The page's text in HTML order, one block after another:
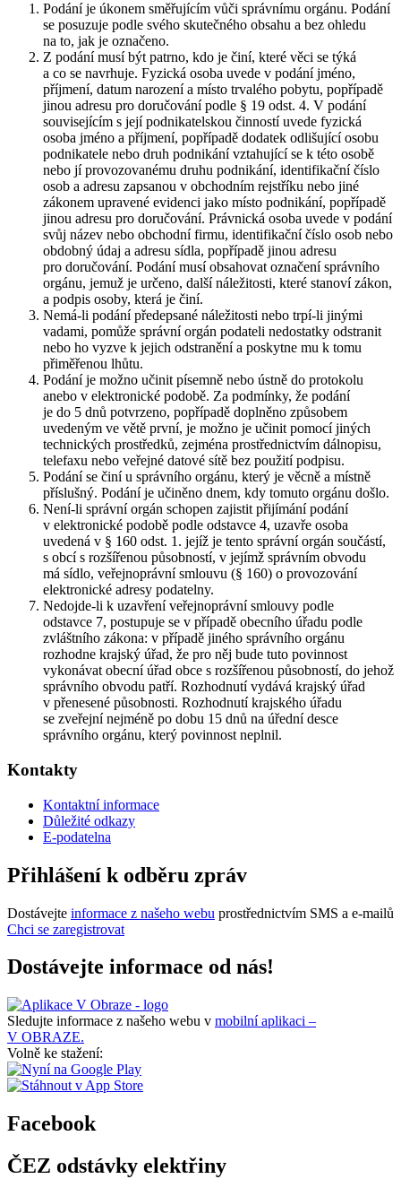
Podání je úkonem směřujícím vůči správnímu orgánu. Podání
se posuzuje podle svého skutečného obsahu a bez ohledu
na to, jak je označeno.
Z podání musí být patrno, kdo je činí, které věci se týká
a co se navrhuje. Fyzická osoba uvede v podání jméno,
příjmení, datum narození a místo trvalého pobytu, popřípadě
jinou adresu pro doručování podle § 19 odst. 4. V podání
souvisejícím s její podnikatelskou činností uvede fyzická
osoba jméno a příjmení, popřípadě dodatek odlišující osobu
podnikatele nebo druh podnikání vztahující se k této osobě
nebo jí provozovanému druhu podnikání, identifikační číslo
osob a adresu zapsanou v obchodním rejstříku nebo jiné
zákonem upravené evidenci jako místo podnikání, popřípadě
jinou adresu pro doručování. Právnická osoba uvede v podání
svůj název nebo obchodní firmu, identifikační číslo osob nebo
obdobný údaj a adresu sídla, popřípadě jinou adresu
pro doručování. Podání musí obsahovat označení správního
orgánu, jemuž je určeno, další náležitosti, které stanoví zákon,
a podpis osoby, která je činí.
Nemá-li podání předepsané náležitosti nebo trpí-li jinými
vadami, pomůže správní orgán podateli nedostatky odstranit
nebo ho vyzve k jejich odstranění a poskytne mu k tomu
přiměřenou lhůtu.
Podání je možno učinit písemně nebo ústně do protokolu
anebo v elektronické podobě. Za podmínky, že podání
je do 5 dnů potvrzeno, popřípadě doplněno způsobem
uvedeným ve větě první, je možno je učinit pomocí jiných
technických prostředků, zejména prostřednictvím dálnopisu,
telefaxu nebo veřejné datové sítě bez použití podpisu.
Podání se činí u správního orgánu, který je věcně a místně
příslušný. Podání je učiněno dnem, kdy tomuto orgánu došlo.
Není-li správní orgán schopen zajistit přijímání podání
v elektronické podobě podle odstavce 4, uzavře osoba
uvedená v § 160 odst. 1. jejíž je tento správní orgán součástí,
s obcí s rozšířenou působností, v jejímž správním obvodu
má sídlo, veřejnoprávní smlouvu (§ 160) o provozování
elektronické adresy podatelny.
Nedojde-li k uzavření veřejnoprávní smlouvy podle
odstavce 7, postupuje se v případě obecního úřadu podle
zvláštního zákona: v případě jiného správního orgánu
rozhodne krajský úřad, že pro něj bude tuto povinnost
vykonávat obecní úřad obce s rozšířenou působností, do jehož
správního obvodu patří. Rozhodnutí vydává krajský úřad
v přenesené působnosti. Rozhodnutí krajského úřadu
se zveřejní nejméně po dobu 15 dnů na úřední desce
správního orgánu, který povinnost neplnil.
Kontakty
Kontaktní informace
Důležité odkazy
E-podatelna
Přihlášení k odběru zpráv
Dostávejte informace z našeho webu prostřednictvím SMS a e-mailů
Chci se zaregistrovat
Dostávejte informace od nás!
Sledujte informace z našeho webu v mobilní aplikaci –
V OBRAZE.
Volně ke stažení:
Facebook
ČEZ odstávky elektřiny